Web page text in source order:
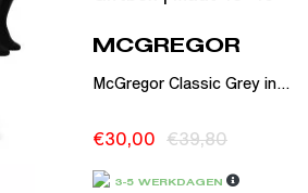
MCGREGOR
McGregor Classic Grey in...
€30,00 €39,80
3-5 WERKDAGEN